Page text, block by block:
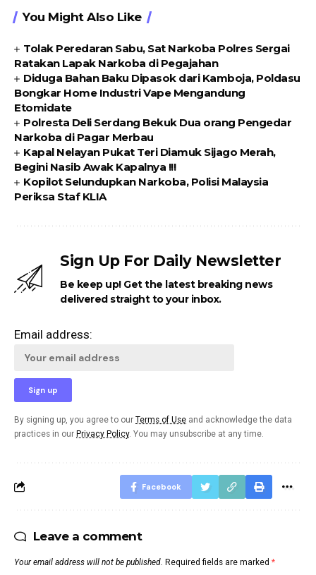
You Might Also Like
Tolak Peredaran Sabu, Sat Narkoba Polres Sergai
Ratakan Lapak Narkoba di Pegajahan
Diduga Bahan Baku Dipasok dari Kamboja, Poldasu
Bongkar Home Industri Vape Mengandung
Etomidate
Polresta Deli Serdang Bekuk Dua orang Pengedar
Narkoba di Pagar Merbau
Kapal Nelayan Pukat Teri Diamuk Sijago Merah,
Begini Nasib Awak Kapalnya !!!
Kopilot Selundupkan Narkoba, Polisi Malaysia
Periksa Staf KLIA
Sign Up For Daily Newsletter
Be keep up! Get the latest breaking news
delivered straight to your inbox.
Email address:
By signing up, you agree to our Terms of Use and acknowledge the data
practices in our Privacy Policy. You may unsubscribe at any time.
Facebook
Leave a comment
Your email address will not be published. Required fields are marked *